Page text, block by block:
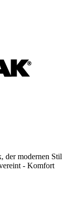
der modernen Stil
- Komfort